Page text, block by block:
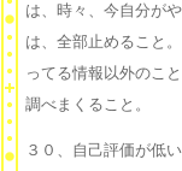
は、時々、今自分が
は、全部止めること
ってる情報以外のこ
調べまくること。
３０、自己評価が低